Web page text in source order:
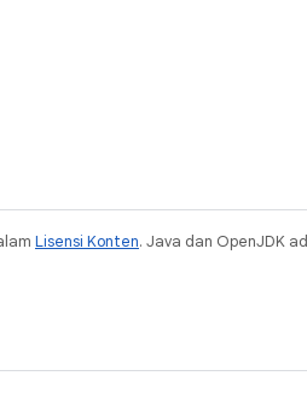
Lisensi Konten. Java dan OpenJDK